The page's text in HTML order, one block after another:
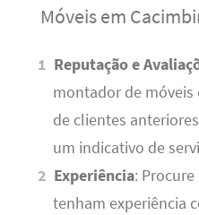
Móveis em
Reputação e
montador de móveis
de clientes
um indicativo de
Experiência:
tenham experiência